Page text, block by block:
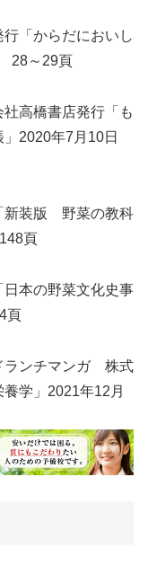
「からだにおいし
28～29頁
高橋書店発行「も
」2020年7月10日
新装版 野菜の教科
頁
本の野菜文化史事
頁
ランチマンガ 株式
学」2021年12月